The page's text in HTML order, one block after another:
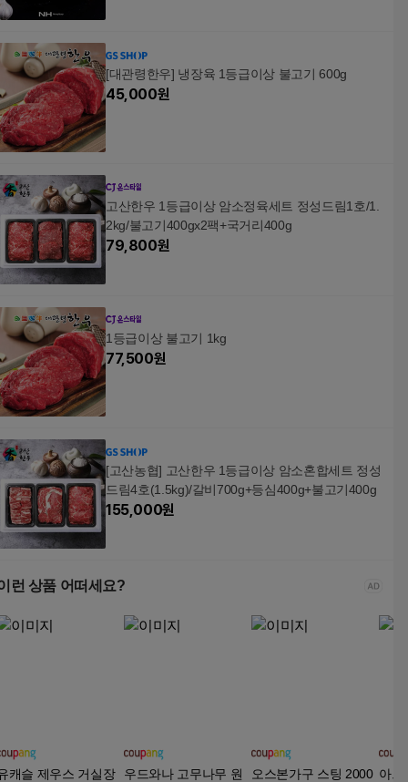
[대관령한우] 냉장육 1등급이상 불고기 600g
45,000원
고산한우 1등급이상 암소정육세트 정성드림1호/1.
2kg/불고기400gx2팩+국거리400g
79,800원
1등급이상 불고기 1kg
77,500원
[고산농협] 고산한우 1등급이상 암소혼합세트 정성
드림4호(1.5kg)/갈비700g+등심400g+불고기400g
155,000원
런 상품 어떠세요?
캐슬 제우스 거실장
우드와나 고무나무 원
오스본가구 스팅 2000 아르